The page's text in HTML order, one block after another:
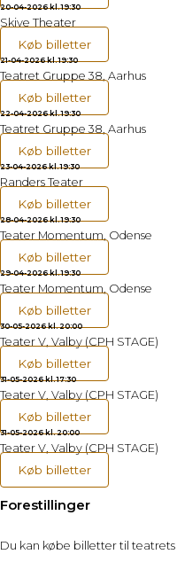
20-04-2026 kl. 19:30
Skive Theater
Køb billetter
21-04-2026 kl. 19:30
Teatret Gruppe 38, Aarhus
Køb billetter
22-04-2026 kl. 19:30
Teatret Gruppe 38, Aarhus
Køb billetter
23-04-2026 kl. 19:30
Randers Teater
Køb billetter
28-04-2026 kl. 19:30
Teater Momentum, Odense
Køb billetter
29-04-2026 kl. 19:30
Teater Momentum, Odense
Køb billetter
30-05-2026 kl. 20:00
Teater V, Valby (CPH STAGE)
Køb billetter
31-05-2026 kl. 17:30
Teater V, Valby (CPH STAGE)
Køb billetter
31-05-2026 kl. 20:00
Teater V, Valby (CPH STAGE)
Køb billetter
Forestillinger
Du kan købe billetter til